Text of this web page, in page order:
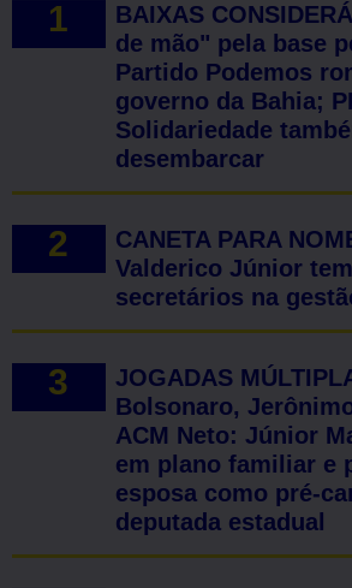
BAIXAS
de mão" pela base
Partido Podemos
governo da Bahia;
Solidariedade
desembarcar
CANETA PARA
Valderico Júnior
secretários na
JOGADAS
Bolsonaro,
ACM Neto: Júnior
em plano familiar e
esposa como pré-
deputada estadual